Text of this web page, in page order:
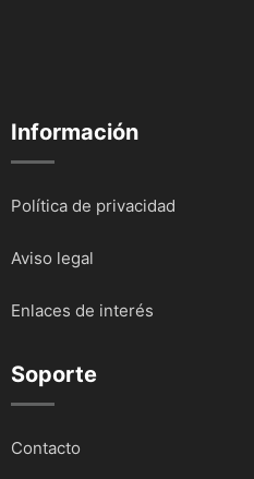
Información
Política de privacidad
Aviso legal
Enlaces de interés
Soporte
Contacto